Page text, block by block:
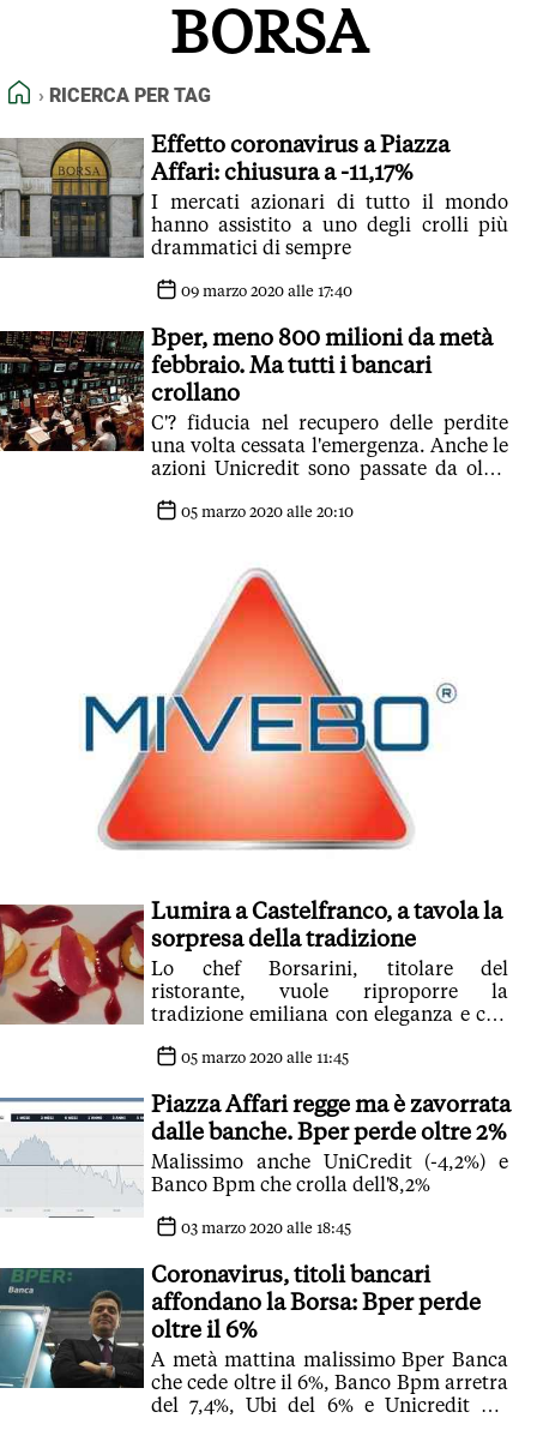
NORMATIVE DEONTOLOGICHE
TERMINI e CONDIZIONI
BORSA
HOME
RICERCA PER TAG
Effetto coronavirus a Piazza
Affari: chiusura a -11,17%
I mercati azionari di tutto il mondo
hanno assistito a uno degli crolli più
drammatici di sempre
09 marzo 2020 alle 17:40
Bper, meno 800 milioni da metà
febbraio. Ma tutti i bancari
crollano
C'? fiducia nel recupero delle perdite
una volta cessata l'emergenza. Anche le
azioni Unicredit sono passate da oltre
05 marzo 2020 alle 20:10
Lumira a Castelfranco, a tavola la
sorpresa della tradizione
Lo chef Borsarini, titolare del
ristorante, vuole riproporre la
tradizione emiliana con eleganza e con
05 marzo 2020 alle 11:45
Piazza Affari regge ma è zavorrata
dalle banche. Bper perde oltre 2%
Malissimo anche UniCredit (-4,2%) e
Banco Bpm che crolla dell'8,2%
03 marzo 2020 alle 18:45
Coronavirus, titoli bancari
affondano la Borsa: Bper perde
oltre il 6%
A metà mattina malissimo Bper Banca
che cede oltre il 6%, Banco Bpm arretra
del 7,4%, Ubi del 6% e Unicredit del